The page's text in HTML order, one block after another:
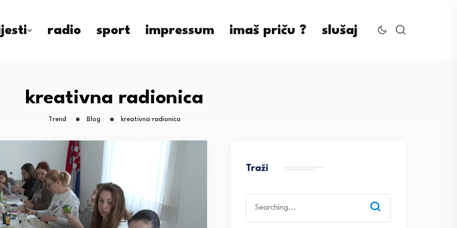
radio sport impressum imaš priču ? slušaj
kreativna radionica
Trend Blog kreativna radionica
Traži
for: